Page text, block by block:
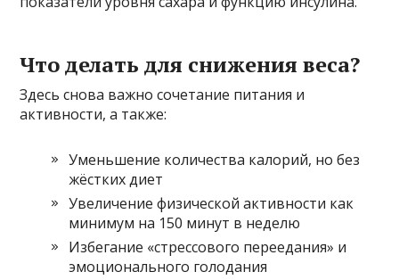
Что делать для снижения веса?
Здесь снова важно сочетание питания и
активности, а также:
Уменьшение количества калорий, но без
жёстких диет
Увеличение физической активности как
минимум на 150 минут в неделю
Избегание «стрессового переедания» и
эмоционального голодания